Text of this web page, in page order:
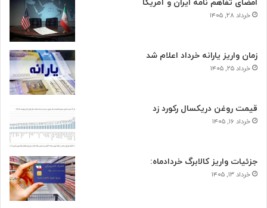
امضای تفاهم نامه ایران و آمریکا
خرداد ۲۸, ۱۴۰۵
زمان واریز یارانه خرداد اعلام شد
خرداد ۲۵, ۱۴۰۵
قیمت روغن دریکسال رکورد زد
خرداد ۱۶, ۱۴۰۵
جزئیات واریز کالابرگ خردادماه:
خرداد ۱۳, ۱۴۰۵